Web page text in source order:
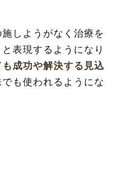
しようがなく治療を
と表現するようになり
も成功や解決する見込
でも使われるようにな